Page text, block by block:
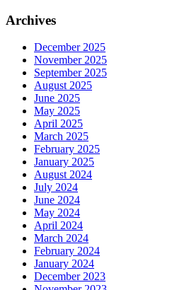
Archives
December 2025
November 2025
September 2025
August 2025
June 2025
May 2025
April 2025
March 2025
February 2025
January 2025
August 2024
July 2024
June 2024
May 2024
April 2024
March 2024
February 2024
January 2024
December 2023